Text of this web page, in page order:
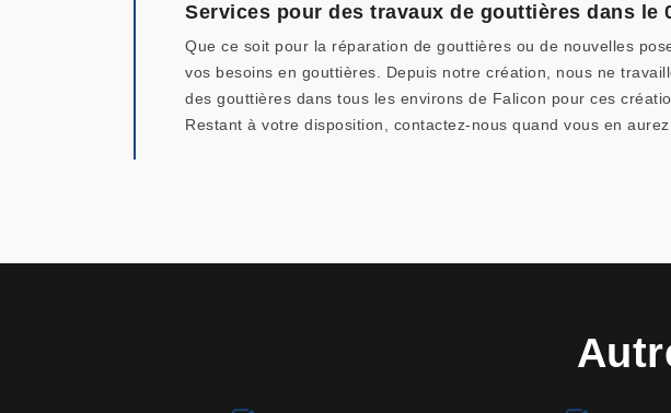
Services pour des travaux de gouttières dans le
Que ce soit pour la réparation de gouttières ou de nouvelles
vos besoins en gouttières. Depuis notre création, nous ne
des gouttières dans tous les environs de Falicon pour ces
Restant à votre disposition, contactez-nous quand vous en